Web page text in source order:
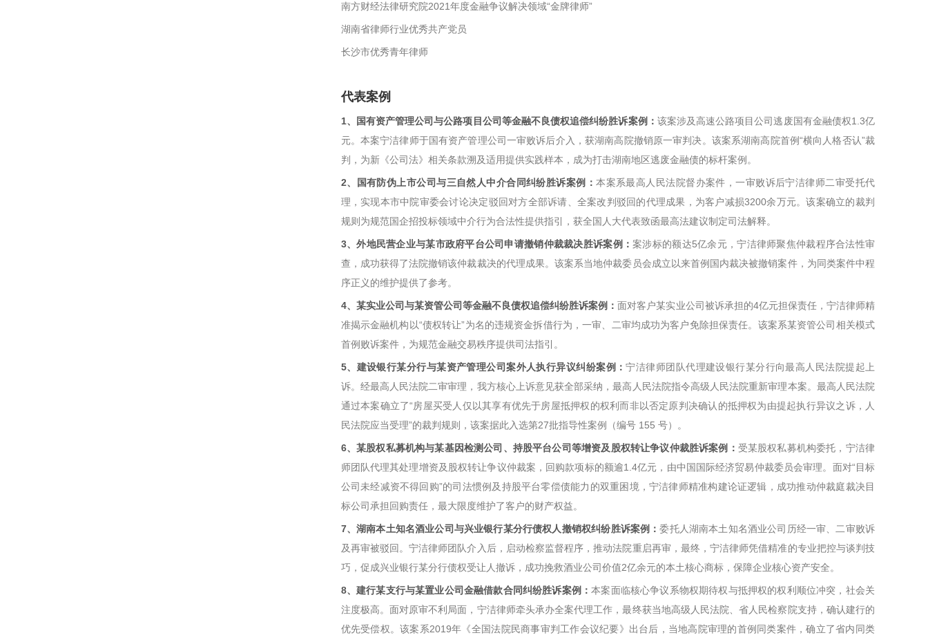
南方财经法律研究院2021年度金融争议解决领域“金牌律师”
湖南省律师行业优秀共产党员
长沙市优秀青年律师
代表案例
1、国有资产管理公司与公路项目公司等金融不良债权追偿纠纷胜诉案例： 该案涉及高速公路项目公司逃废国有金融债权1.3亿
元。本案宁洁律师于国有资产管理公司一审败诉后介入，获湖南高院撤销原一审判决。该案系湖南高院首例“横向人格否认”裁
判，为新《公司法》相关条款溯及适用提供实践样本，成为打击湖南地区逃废金融债的标杆案例。
2、国有防伪上市公司与三自然人中介合同纠纷胜诉案例：本案系最高人民法院督办案件，一审败诉后宁洁律师二审受托代
理，实现本市中院审委会讨论决定驳回对方全部诉请、全案改判驳回的代理成果，为客户减损3200余万元。该案确立的裁判
规则为规范国企招投标领域中介行为合法性提供指引，获全国人大代表致函最高法建议制定司法解释。
3、外地民营企业与某市政府平台公司申请撤销仲裁裁决胜诉案例：案涉标的额达5亿余元，宁洁律师聚焦仲裁程序合法性审
查，成功获得了法院撤销该仲裁裁决的代理成果。该案系当地仲裁委员会成立以来首例国内裁决被撤销案件，为同类案件中程
序正义的维护提供了参考。
4、某实业公司与某资管公司等金融不良债权追偿纠纷胜诉案例：面对客户某实业公司被诉承担的4亿元担保责任，宁洁律师精
准揭示金融机构以“债权转让”为名的违规资金拆借行为，一审、二审均成功为客户免除担保责任。该案系某资管公司相关模式
首例败诉案件，为规范金融交易秩序提供司法指引。
5、建设银行某分行与某资产管理公司案外人执行异议纠纷案例：宁洁律师团队代理建设银行某分行向最高人民法院提起上
诉。经最高人民法院二审审理，我方核心上诉意见获全部采纳，最高人民法院指令高级人民法院重新审理本案。最高人民法院
通过本案确立了“房屋买受人仅以其享有优先于房屋抵押权的权利而非以否定原判决确认的抵押权为由提起执行异议之诉，人
民法院应当受理”的裁判规则，该案据此入选第27批指导性案例（编号 155 号）。
6、某股权私募机构与某基因检测公司、持股平台公司等增资及股权转让争议仲裁胜诉案例： 受某股权私募机构委托，宁洁律
师团队代理其处理增资及股权转让争议仲裁案，回购款项标的额逾1.4亿元，由中国国际经济贸易仲裁委员会审理。面对“目标
公司未经减资不得回购”的司法惯例及持股平台零偿债能力的双重困境，宁洁律师精准构建论证逻辑，成功推动仲裁庭裁决目
标公司承担回购责任，最大限度维护了客户的财产权益。
7、湖南本土知名酒业公司与兴业银行某分行债权人撤销权纠纷胜诉案例：委托人湖南本土知名酒业公司历经一审、二审败诉
及再审被驳回。宁洁律师团队介入后，启动检察监督程序，推动法院重启再审，最终，宁洁律师凭借精准的专业把控与谈判技
巧，促成兴业银行某分行债权受让人撤诉，成功挽救酒业公司价值2亿余元的本土核心商标，保障企业核心资产安全。
8、建行某支行与某置业公司金融借款合同纠纷胜诉案例：本案面临核心争议系物权期待权与抵押权的权利顺位冲突，社会关
注度极高。面对原审不利局面，宁洁律师牵头承办全案代理工作，最终获当地高级人民法院、省人民检察院支持，确认建行的
优先受偿权。该案系2019年《全国法院民商事审判工作会议纪要》出台后，当地高院审理的首例同类案件，确立了省内同类